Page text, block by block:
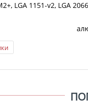
LGA 1151-v2, LGA